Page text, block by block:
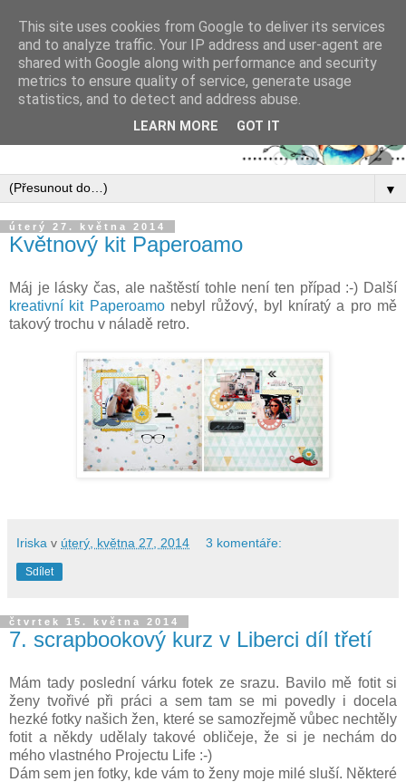
▼
úterý 27. května 2014
Květnový kit Paperoamo
Máj je lásky čas, ale naštěstí tohle není ten případ :-) Další
kreativní kit Paperoamo nebyl růžový, byl kníratý a pro mě
takový trochu v náladě retro.
Iriska v úterý, května 27, 2014 3 komentáře:
Sdílet
čtvrtek 15. května 2014
7. scrapbookový kurz v Liberci díl třetí
Mám tady poslední várku fotek ze srazu. Bavilo mě fotit si
ženy tvořivé při práci a sem tam se mi povedly i docela
hezké fotky našich žen, které se samozřejmě vůbec nechtěly
fotit a někdy udělaly takové obličeje, že si je nechám do
mého vlastného Projectu Life :-)
Dám sem jen fotky, kde vám to ženy moje milé sluší. Některé
This site uses cookies from Google to deliver its services
and to analyze traffic. Your IP address and user-agent are
shared with Google along with performance and security
metrics to ensure quality of service, generate usage
statistics, and to detect and address abuse.
LEARN MORE GOT IT